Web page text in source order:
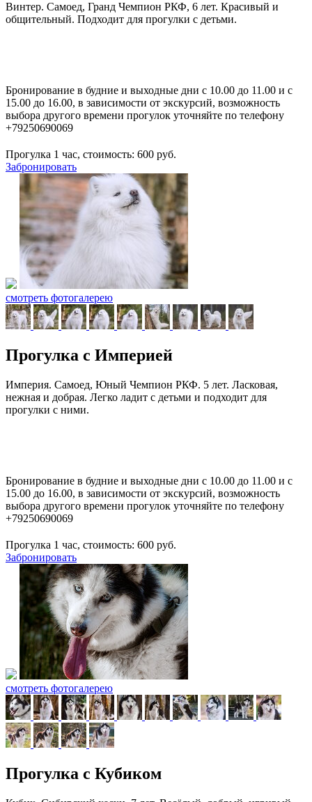
Винтер. Самоед, Гранд Чемпион РКФ, 6 лет. Красивый и
общительный. Подходит для прогулки с детьми.
Бронирование в будние и выходные дни с 10.00 до 11.00 и с
15.00 до 16.00, в зависимости от экскурсий, возможность
выбора другого времени прогулок уточняйте по телефону
+79250690069
Прогулка 1 час, стоимость: 600 руб.
Забронировать
смотреть фотогалерею
Прогулка с Империей
Империя. Самоед, Юный Чемпион РКФ. 5 лет. Ласковая,
нежная и добрая. Легко ладит с детьми и подходит для
прогулки с ними.
Бронирование в будние и выходные дни с 10.00 до 11.00 и с
15.00 до 16.00, в зависимости от экскурсий, возможность
выбора другого времени прогулок уточняйте по телефону
+79250690069
Прогулка 1 час, стоимость: 600 руб.
Забронировать
смотреть фотогалерею
Прогулка с Кубиком